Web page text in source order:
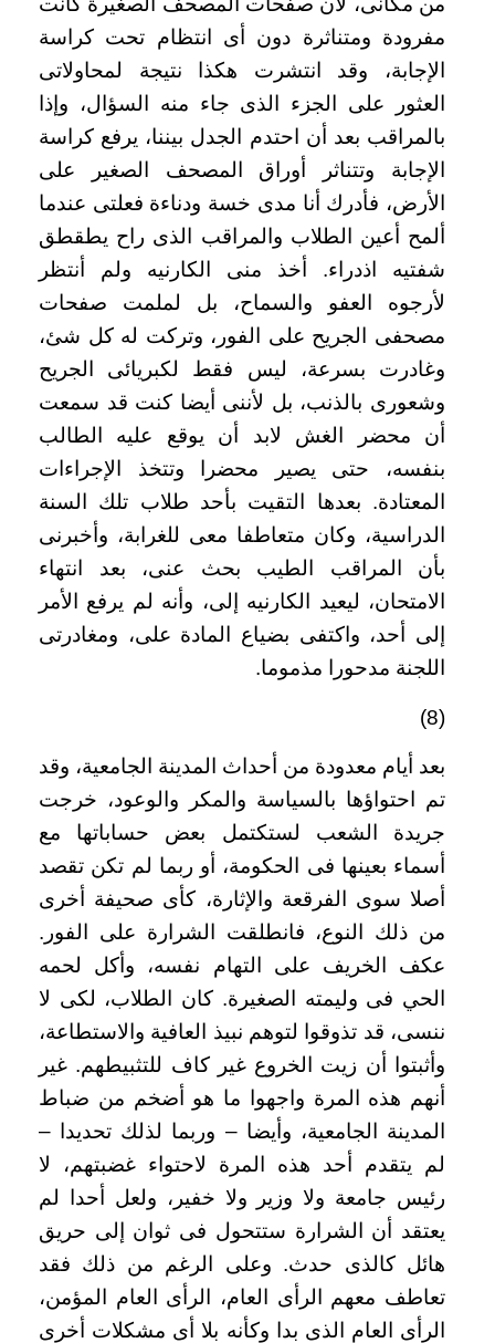
مفرودة ومتناثرة دون أى انتظام تحت كراسة
الإجابة، وقد انتشرت هكذا نتيجة لمحاولاتى
العثور على الجزء الذى جاء منه السؤال، وإذا
بالمراقب بعد أن احتدم الجدل بيننا، يرفع كراسة
الإجابة وتتناثر أوراق المصحف الصغير على
الأرض، فأدرك أنا مدى خسة ودناءة فعلتى عندما
ألمح أعين الطلاب والمراقب الذى راح يطقطق
شفتيه اذدراء. أخذ منى الكارنيه ولم أنتظر
لأرجوه العفو والسماح، بل لملمت صفحات
مصحفى الجريح على الفور، وتركت له كل شئ،
وغادرت بسرعة، ليس فقط لكبريائى الجريح
وشعورى بالذنب، بل لأننى أيضا كنت قد سمعت
أن محضر الغش لابد أن يوقع عليه الطالب
بنفسه، حتى يصير محضرا وتتخذ الإجراءات
المعتادة. بعدها التقيت بأحد طلاب تلك السنة
الدراسية، وكان متعاطفا معى للغرابة، وأخبرنى
بأن المراقب الطيب بحث عنى، بعد انتهاء
الامتحان، ليعيد الكارنيه إلى، وأنه لم يرفع الأمر
إلى أحد، واكتفى بضياع المادة على، ومغادرتى
اللجنة مدحورا مذموما.
(8)
بعد أيام معدودة من أحداث المدينة الجامعية، وقد
تم احتواؤها بالسياسة والمكر والوعود، خرجت
جريدة الشعب لستكتمل بعض حساباتها مع
أسماء بعينها فى الحكومة، أو ربما لم تكن تقصد
أصلا سوى الفرقعة والإثارة، كأى صحيفة أخرى
من ذلك النوع، فانطلقت الشرارة على الفور.
عكف الخريف على التهام نفسه، وأكل لحمه
الحي فى وليمته الصغيرة. كان الطلاب، لكى لا
ننسى، قد تذوقوا لتوهم نبيذ العافية والاستطاعة،
وأثبتوا أن زيت الخروع غير كاف للتثبيطهم. غير
أنهم هذه المرة واجهوا ما هو أضخم من ضباط
المدينة الجامعية، وأيضا – وربما لذلك تحديدا –
لم يتقدم أحد هذه المرة لاحتواء غضبتهم، لا
رئيس جامعة ولا وزير ولا خفير، ولعل أحدا لم
يعتقد أن الشرارة ستتحول فى ثوان إلى حريق
هائل كالذى حدث. وعلى الرغم من ذلك فقد
تعاطف معهم الرأى العام، الرأى العام المؤمن،
الرأى العام الذى بدا وكأنه بلا أى مشكلات أخرى